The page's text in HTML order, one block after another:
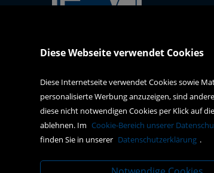
Gabrielerstrasse 171
webshop@kral-buch.at
+43 2236 47834
Diese Webseite verwendet Cookies
Diese Internetseite verwendet Cookies sowie
personalisierte Werbung anzuzeigen, sind
diese nicht notwendigen Cookies per Klick auf
ablehnen. Im Cookie-Bereich unserer
finden Sie in unserer Datenschutzerklärung .